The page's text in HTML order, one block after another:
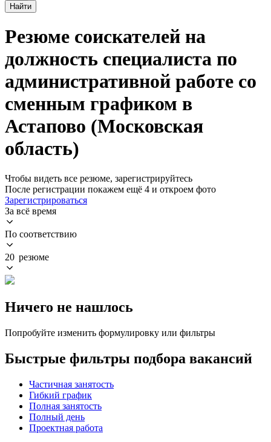
Найти
Резюме соискателей на
должность специалиста по
административной работе со
сменным графиком в
Астапово (Московская
область)
Чтобы видеть все резюме, зарегистрируйтесь
После регистрации покажем ещё 4 и откроем фото
Зарегистрироваться
За всё время
По соответствию
20 резюме
Ничего не нашлось
Попробуйте изменить формулировку или фильтры
Быстрые фильтры подбора вакансий
Частичная занятость
Гибкий график
Полная занятость
Полный день
Проектная работа